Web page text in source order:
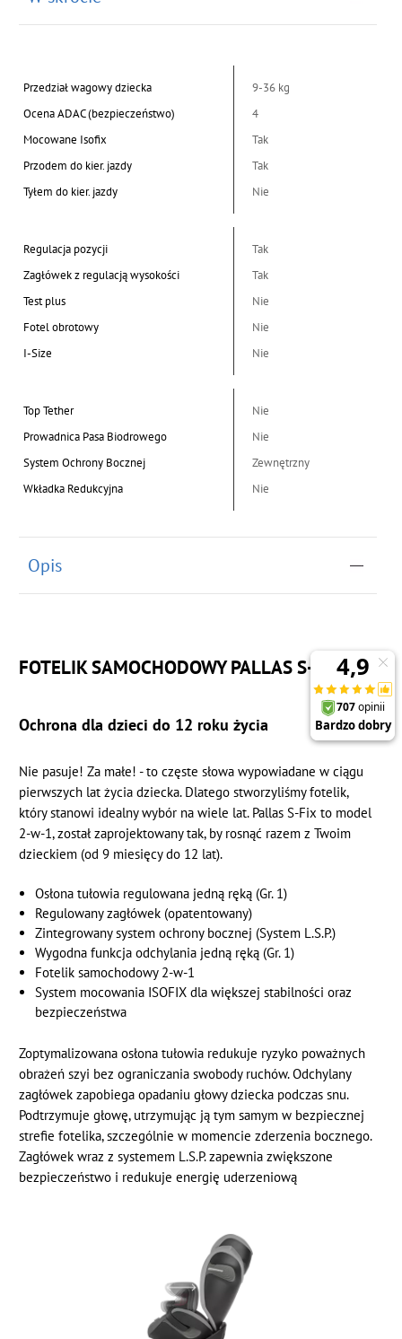
Przedział wagowy dziecka
9-36 kg
Ocena ADAC (bezpieczeństwo)
4
Mocowane Isofix
Tak
Przodem do kier. jazdy
Tak
Tyłem do kier. jazdy
Nie
Regulacja pozycji
Tak
Zagłówek z regulacją wysokości
Tak
Test plus
Nie
Fotel obrotowy
Nie
I-Size
Nie
Top Tether
Nie
Prowadnica Pasa Biodrowego
Nie
System Ochrony Bocznej
Zewnętrzny
Wkładka Redukcyjna
Nie
Opis
FOTELIK SAMOCHODOWY PALLAS S-FIX
Ochrona dla dzieci do 12 roku życia
Nie pasuje! Za małe! - to częste słowa wypowiadane w ciągu
pierwszych lat życia dziecka. Dlatego stworzyliśmy fotelik,
który stanowi idealny wybór na wiele lat. Pallas S-Fix to model
2-w-1, został zaprojektowany tak, by rosnąć razem z Twoim
dzieckiem (od 9 miesięcy do 12 lat).
Osłona tułowia regulowana jedną ręką (Gr. 1)
Regulowany zagłówek (opatentowany)
Zintegrowany system ochrony bocznej (System L.S.P.)
Wygodna funkcja odchylania jedną ręką (Gr. 1)
Fotelik samochodowy 2-w-1
System mocowania ISOFIX dla większej stabilności oraz
bezpieczeństwa
Zoptymalizowana osłona tułowia redukuje ryzyko poważnych
obrażeń szyi bez ograniczania swobody ruchów. Odchylany
zagłówek zapobiega opadaniu głowy dziecka podczas snu.
Podtrzymuje głowę, utrzymując ją tym samym w bezpiecznej
strefie fotelika, szczególnie w momencie zderzenia bocznego.
Zagłówek wraz z systemem L.S.P. zapewnia zwiększone
bezpieczeństwo i redukuje energię uderzeniową